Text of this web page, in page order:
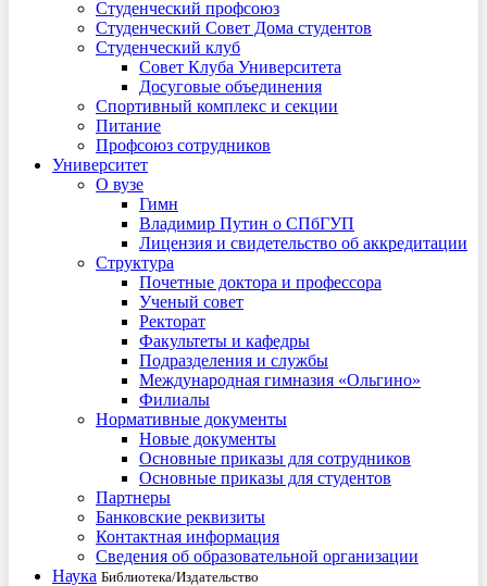
Студенческий профсоюз
Студенческий Совет Дома студентов
Студенческий клуб
Совет Клуба Университета
Досуговые объединения
Спортивный комплекс и секции
Питание
Профсоюз сотрудников
Университет
О вузе
Гимн
Владимир Путин о СПбГУП
Лицензия и свидетельство об аккредитации
Структура
Почетные доктора и профессора
Ученый совет
Ректорат
Факультеты и кафедры
Подразделения и службы
Международная гимназия «Ольгино»
Филиалы
Нормативные документы
Новые документы
Основные приказы для сотрудников
Основные приказы для студентов
Партнеры
Банковские реквизиты
Контактная информация
Сведения об образовательной организации
Наука Библиотека/Издательство